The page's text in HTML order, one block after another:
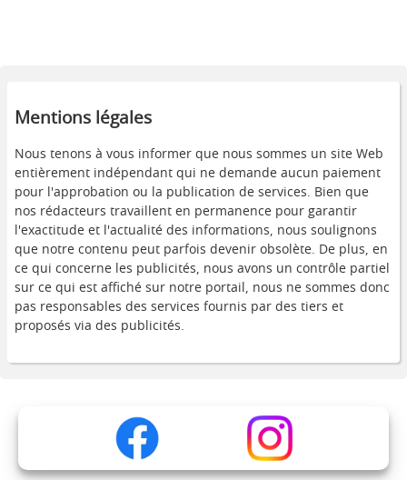
Mentions légales
Nous tenons à vous informer que nous sommes un site Web
entièrement indépendant qui ne demande aucun paiement
pour l'approbation ou la publication de services. Bien que
nos rédacteurs travaillent en permanence pour garantir
l'exactitude et l'actualité des informations, nous soulignons
que notre contenu peut parfois devenir obsolète. De plus, en
ce qui concerne les publicités, nous avons un contrôle partiel
sur ce qui est affiché sur notre portail, nous ne sommes donc
pas responsables des services fournis par des tiers et
proposés via des publicités.